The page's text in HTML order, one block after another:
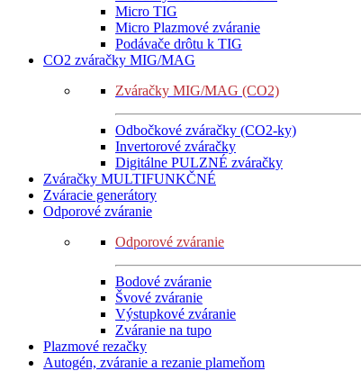
Micro TIG
Micro Plazmové zváranie
Podávače drôtu k TIG
CO2 zváračky MIG/MAG
Zváračky MIG/MAG (CO2)
Odbočkové zváračky (CO2-ky)
Invertorové zváračky
Digitálne PULZNÉ zváračky
Zváračky MULTIFUNKČNÉ
Zváracie generátory
Odporové zváranie
Odporové zváranie
Bodové zváranie
Švové zváranie
Výstupkové zváranie
Zváranie na tupo
Plazmové rezačky
Autogén, zváranie a rezanie plameňom